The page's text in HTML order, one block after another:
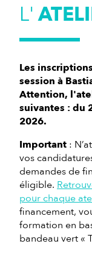
L'
Les
session à
Attention,
suivantes : du
2026.
Important :
vos
demandes de
éligible.
pour chaque
financement,
formation en
bandeau vert «